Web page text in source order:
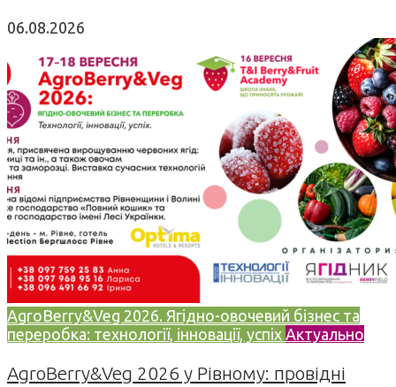
06.08.2026
AgroBerry&Veg 2026. Ягідно-овочевий бізнес та
переробка: технології, інновації, успіх Актуально
AgroBerry&Veg 2026 у Рівному: провідні